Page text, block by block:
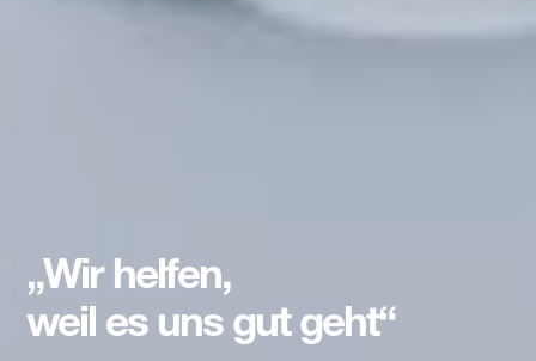
„Wir helfen,
weil es uns gut geht“